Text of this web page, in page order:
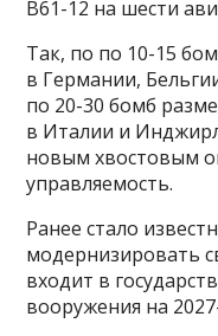
B61-12 на шести
Так, по по 10-15
в Германии,
по 20-30 бомб
в Италии и
новым хвостовым
управляемость.
Ранее стало
модернизировать
входит в
вооружения на